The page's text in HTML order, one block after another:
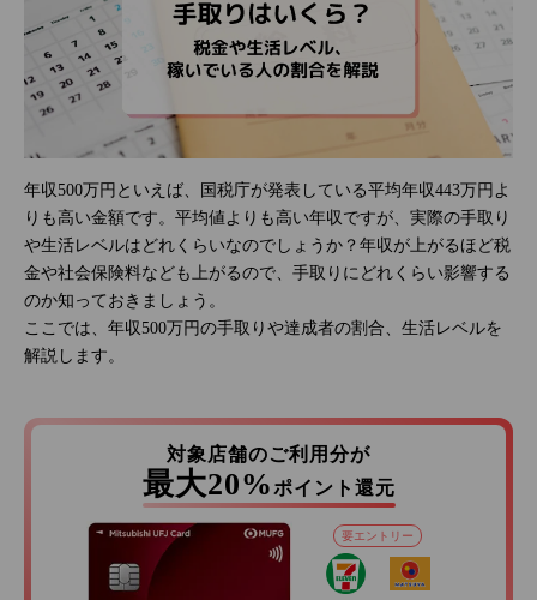
年収500万円といえば、国税庁が発表している平均年収443万円よ
りも高い金額です。平均値よりも高い年収ですが、実際の手取り
や生活レベルはどれくらいなのでしょうか？年収が上がるほど税
金や社会保険料なども上がるので、手取りにどれくらい影響する
のか知っておきましょう。
ここでは、年収500万円の手取りや達成者の割合、生活レベルを
解説します。
対象店舗のご利用分が
最大20% ポイント還元
要エントリー